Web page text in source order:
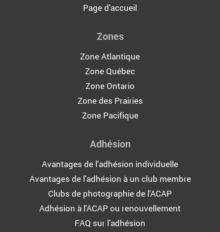
Page d'accueil
Zones
Zone Atlantique
Zone Québec
Zone Ontario
Zone des Prairies
Zone Pacifique
Adhésion
Avantages de l'adhésion individuelle
Avantages de l'adhésion à un club membre
Clubs de photographie de l'ACAP
Adhésion à l'ACAP ou renouvellement
FAQ sur l'adhésion